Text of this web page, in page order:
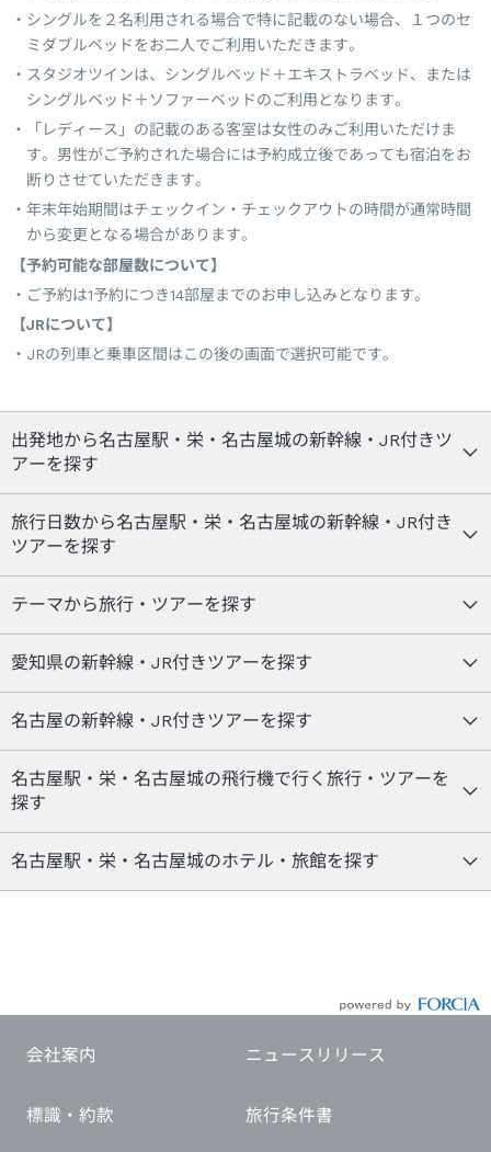
シングルを２名利用される場合で特に記載のない場合、１つのセ
ミダブルベッドをお二人でご利用いただきます。
スタジオツインは、シングルベッド＋エキストラベッド、または
シングルベッド＋ソファーベッドのご利用となります。
「レディース」の記載のある客室は女性のみご利用いただけま
す。男性がご予約された場合には予約成立後であっても宿泊をお
断りさせていただきます。
年末年始期間はチェックイン・チェックアウトの時間が通常時間
から変更となる場合があります。
【予約可能な部屋数について】
ご予約は1予約につき14部屋までのお申し込みとなります。
【JRについて】
JRの列車と乗車区間はこの後の画面で選択可能です。
出発地から名古屋駅・栄・名古屋城の新幹線・JR付きツ
アーを探す
旅行日数から名古屋駅・栄・名古屋城の新幹線・JR付き
ツアーを探す
テーマから旅行・ツアーを探す
愛知県の新幹線・JR付きツアーを探す
名古屋の新幹線・JR付きツアーを探す
名古屋駅・栄・名古屋城の飛行機で行く旅行・ツアーを
探す
名古屋駅・栄・名古屋城のホテル・旅館を探す
会社案内 ニュースリリース
標識・約款 旅行条件書